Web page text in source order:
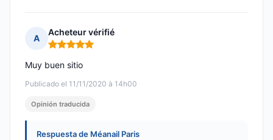
A
Acheteur vérifié
Nota: 5 de 5
Publicado el 11/11/2020 à 14h00
Muy buen sitio
Opinión traducida
Respuesta de Méanail Paris